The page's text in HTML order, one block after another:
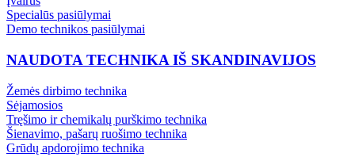
Specialūs pasiūlymai
Demo technikos pasiūlymai
NAUDOTA TECHNIKA IŠ SKANDINAVIJOS
Žemės dirbimo technika
Sėjamosios
Tręšimo ir chemikalų purškimo technika
Šienavimo, pašarų ruošimo technika
Grūdų apdorojimo technika